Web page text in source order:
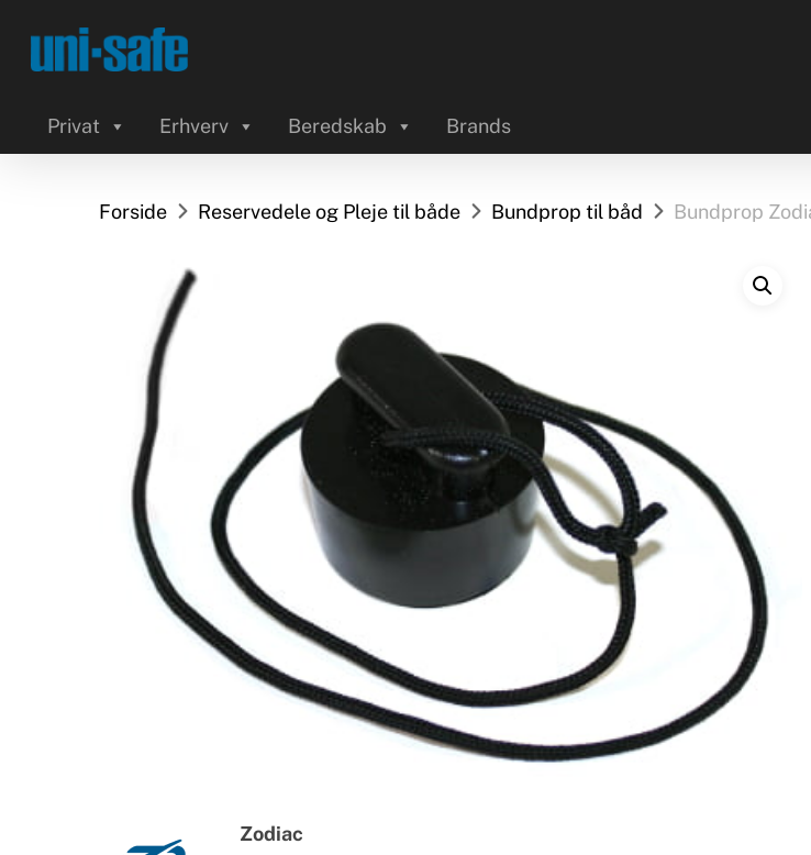
main
Products
Privat Erhverv Beredskab Brands
Forside Reservedele og Pleje til både Bundprop til båd Bundprop
Zodiac